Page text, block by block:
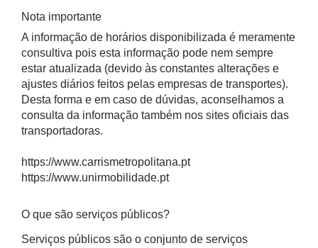
Nota importante
A informação de horários disponibilizada é meramente
consultiva pois esta informação pode nem sempre
estar atualizada (devido às constantes alterações e
ajustes diários feitos pelas empresas de transportes).
Desta forma e em caso de dúvidas, aconselhamos a
consulta da informação também nos sites oficiais das
transportadoras.
https://www.carrismetropolitana.pt
https://www.unirmobilidade.pt
O que são serviços públicos?
Serviços públicos são o conjunto de serviços